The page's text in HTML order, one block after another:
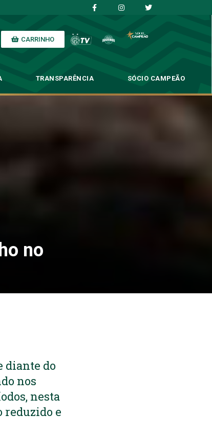
CARRINHO
TRANSPARÊNCIA SÓCIO CAMPEÃO
no
diante do
nos
nesta
reduzido e